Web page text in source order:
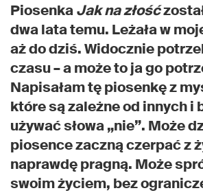
PiosenkaJak na złość
dwa lata temu. Leżała w
aż do dziś. Widocznie
czasu – a może to ja go
Napisałam tę piosenkę z
które są zależne od innych i
używać słowa „nie”. Może
piosence zaczną czerpać z
naprawdę pragną. Może
swoim życiem, bez